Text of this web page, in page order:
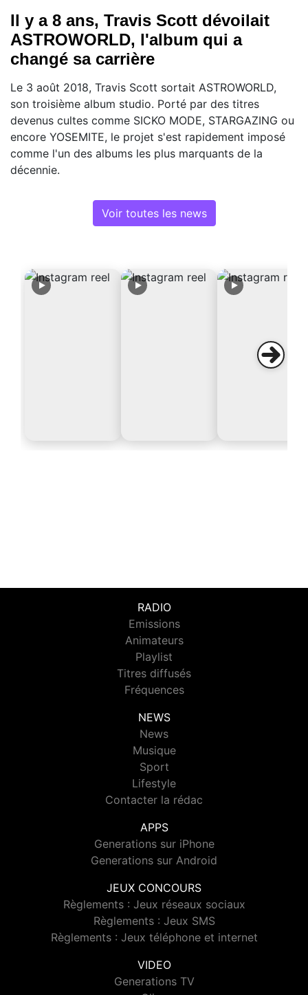
Il y a 8 ans, Travis Scott dévoilait
ASTROWORLD, l'album qui a
changé sa carrière
Le 3 août 2018, Travis Scott sortait ASTROWORLD,
son troisième album studio. Porté par des titres
devenus cultes comme SICKO MODE, STARGAZING ou
encore YOSEMITE, le projet s'est rapidement imposé
comme l'un des albums les plus marquants de la
décennie.
Voir toutes les news
RADIO
Emissions
Animateurs
Playlist
Titres diffusés
Fréquences
NEWS
News
Musique
Sport
Lifestyle
Contacter la rédac
APPS
Generations sur iPhone
Generations sur Android
JEUX CONCOURS
Règlements : Jeux réseaux sociaux
Règlements : Jeux SMS
Règlements : Jeux téléphone et internet
VIDEO
Generations TV